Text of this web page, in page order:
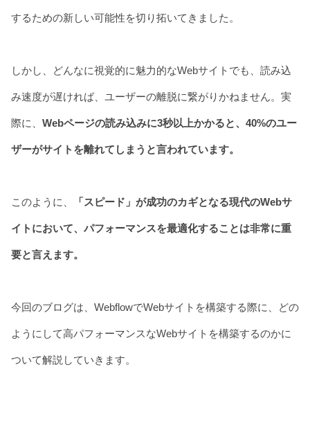
するための新しい可能性を切り拓いてきました。
しかし、どんなに視覚的に魅力的なWebサイトでも、読み込
み速度が遅ければ、ユーザーの離脱に繋がりかねません。実
際に、 Webページの読み込みに3秒以上かかると、40%のユー
ザーがサイトを離れてしまうと言われています。
このように、 「スピード」が成功のカギとなる現代のWebサ
イトにおいて、パフォーマンスを最適化することは非常に重
要と言えます。
今回のブログは、WebflowでWebサイトを構築する際に、どの
ようにして高パフォーマンスなWebサイトを構築するのかに
ついて解説していきます。